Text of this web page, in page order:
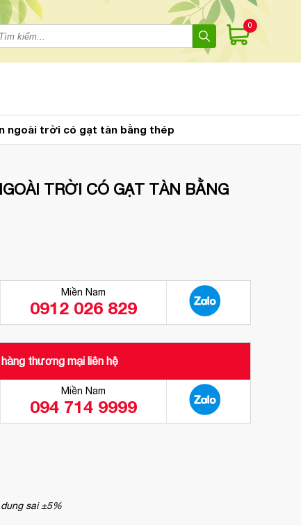
0
ngoài trời có gạt tàn bằng thép
TRỜI CÓ GẠT TÀN BẰNG
Miền Nam
0912 026 829
thương mại liên hệ
Miền Nam
094 714 9999
sai ±5%